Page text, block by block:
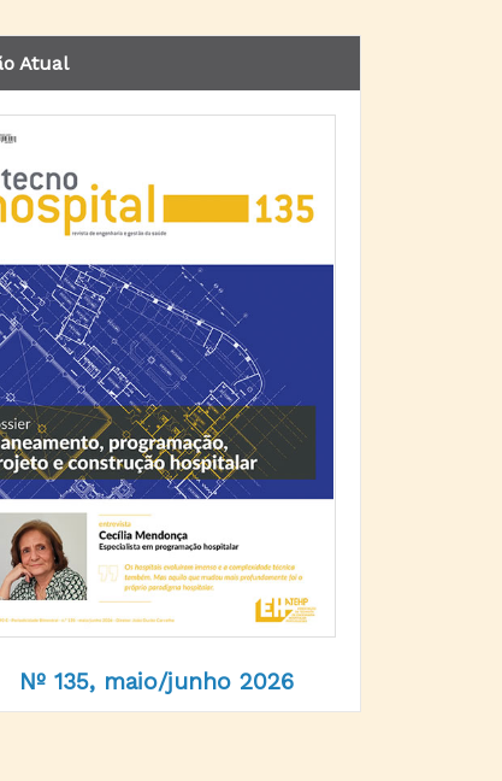
Atual
Nº 135, maio/junho 2026